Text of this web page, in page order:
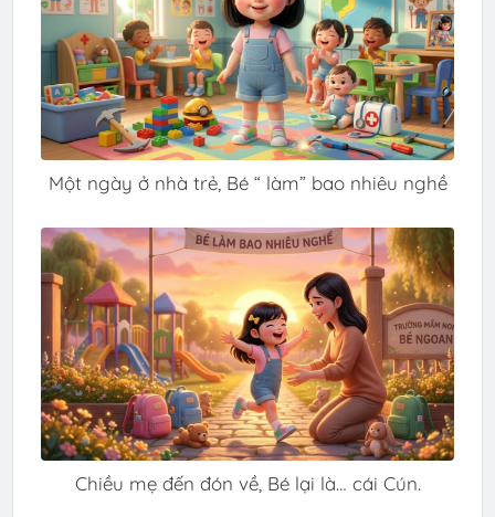
Một ngày ở nhà trẻ, Bé “ làm” bao nhiêu nghề
Chiều mẹ đến đón về, Bé lại là… cái Cún.